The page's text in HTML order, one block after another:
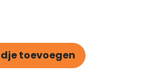
toevoegen